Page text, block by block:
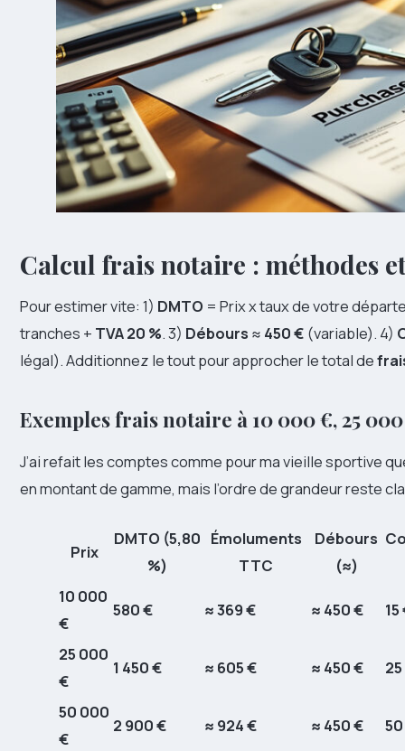
Calcul frais notaire : méthodes
Pour estimer vite: 1) DMTO = Prix x taux de votre
tranches + TVA 20 %. 3) Débours ≈ 450 € (variable). 4)
légal). Additionnez le tout pour approcher le total de
Exemples frais notaire à 10 000 €, 25
J’ai refait les comptes comme pour ma vieille sportive
en montant de gamme, mais l’ordre de grandeur reste
Prix
DMTO (5,80
%)
Émoluments
TTC
Débours
(≈)
10 000
€
580 € ≈ 369 € ≈ 450 € 15
25 000
€
1 450 € ≈ 605 € ≈ 450 €
50 000
€
2 900 € ≈ 924 € ≈ 450 €